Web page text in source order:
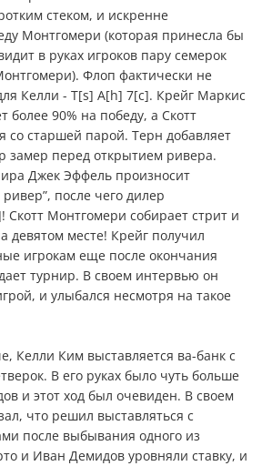
стеком, и искренне
Монтгомери (которая принесла бы
в руках игроков пару семерок
Флоп фактически не
Келли - T[s] A[h] 7[c]. Крейг Маркис
более 90% на победу, а Скотт
со старшей парой. Терн добавляет
замер перед открытием ривера.
Джек Эффель произносит
после чего дилер
Скотт Монтгомери собирает стрит и
девятом месте! Крейг получил
игрокам еще после окончания
турнир. В своем интервью он
и улыбался несмотря на такое
Келли Ким выставляется ва-банк с
В его руках было чуть больше
и этот ход был очевиден. В своем
что решил выставляться с
после выбывания одного из
и Иван Демидов уровняли ставку, и